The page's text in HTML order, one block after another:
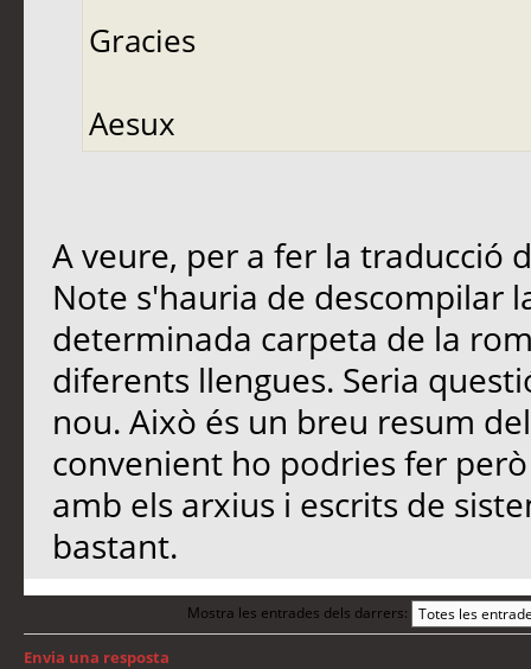
Gracies
Aesux
A veure, per a fer la traducció
Note s'hauria de descompilar
determinada carpeta de la
diferents llengues. Seria
nou. Això és un breu resum
convenient ho podries fer
amb els arxius i escrits de
bastant.
Mostra les entrades dels darrers:
Envia una resposta